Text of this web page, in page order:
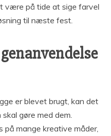
være på tide at sige farvel
til næste fest.
er blevet brugt, kan det
gøre med dem.
på mange kreative måder,